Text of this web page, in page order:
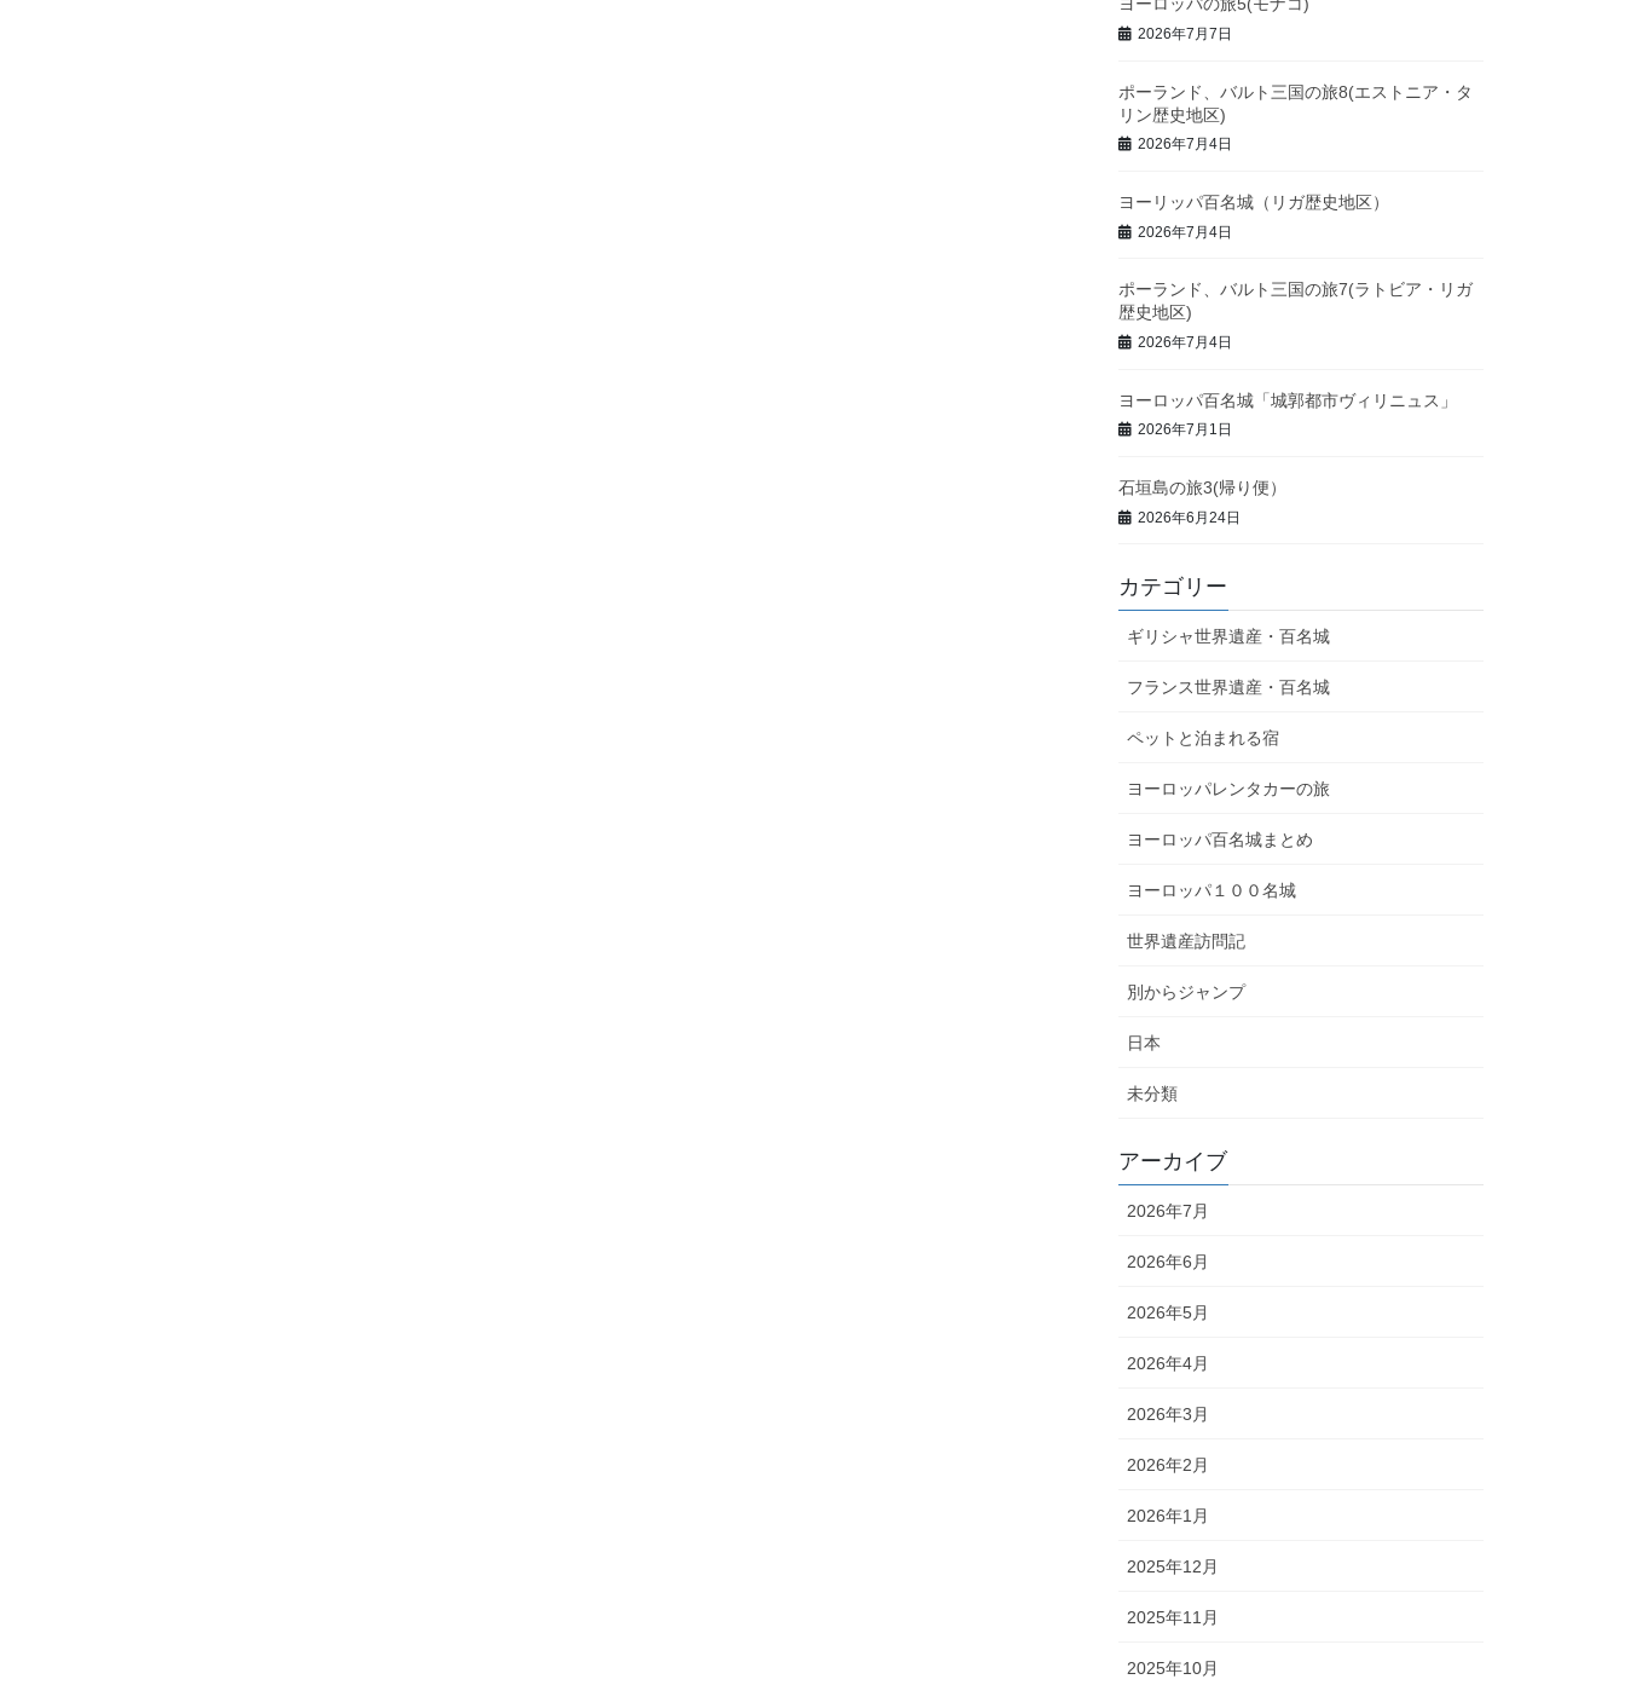
2026年7月7日
ポーランド、バルト三国の旅8(エストニア・タ
リン歴史地区)
2026年7月4日
ヨーリッパ百名城（リガ歴史地区）
2026年7月4日
ポーランド、バルト三国の旅7(ラトビア・リガ
歴史地区)
2026年7月4日
ヨーロッパ百名城「城郭都市ヴィリニュス」
2026年7月1日
石垣島の旅3(帰り便）
2026年6月24日
カテゴリー
ギリシャ世界遺産・百名城
フランス世界遺産・百名城
ペットと泊まれる宿
ヨーロッパレンタカーの旅
ヨーロッパ百名城まとめ
ヨーロッパ１００名城
世界遺産訪問記
別からジャンプ
日本
未分類
アーカイブ
2026年7月
2026年6月
2026年5月
2026年4月
2026年3月
2026年2月
2026年1月
2025年12月
2025年11月
2025年10月